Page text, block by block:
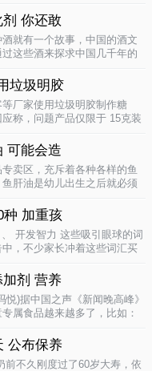
在我国禁止用于姜粉这类食
家介绍..
你还敢
就有一个故事，中国的酒文
这些酒来探求中国几千年的
为酒已经不只是一种可以喝
很厚..
垃圾明胶
厂家使用垃圾明胶制作糖
称，问题产品仅限于 15克装
料全部封存。对已上市流通
可能会造
卖区，充斥着各种各样的鱼
肝油是幼儿出生之后就必须
食品身份出现的鱼肝油是药
害。在..
种 加重孩
开发智力 这些吸引眼球的词
，不少家长冲着这些词汇买
童牛奶添加剂高达10种昨
剂 营养
)据中国之声《新闻晚高峰》
属食品越来越多了，比如：
家长的喜爱。然而，一些营
公布保养
不久刚度过了60岁大寿，依